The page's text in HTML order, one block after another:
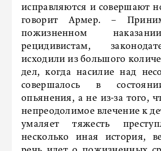
исправляются и совершают
говорит Армер. –
пожизненном
рецидивистам,
исходили из большого
дел, когда насилие над
совершалось в
опьянения, а не из-за того,
непреодолимое влечение к
умаляет тяжесть
несколько иная история,